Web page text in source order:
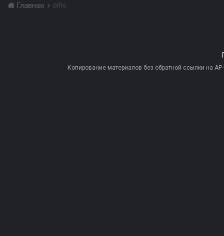
Главная pihs
Копирование материалов без обратной ссылки на